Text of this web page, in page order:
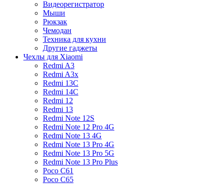
Видеорегистратор
Мыши
Рюкзак
Чемодан
Техника для кухни
Другие гаджеты
Чехлы для Xiaomi
Redmi A3
Redmi A3x
Redmi 13C
Redmi 14C
Redmi 12
Redmi 13
Redmi Note 12S
Redmi Note 12 Pro 4G
Redmi Note 13 4G
Redmi Note 13 Pro 4G
Redmi Note 13 Pro 5G
Redmi Note 13 Pro Plus
Poco C61
Poco C65